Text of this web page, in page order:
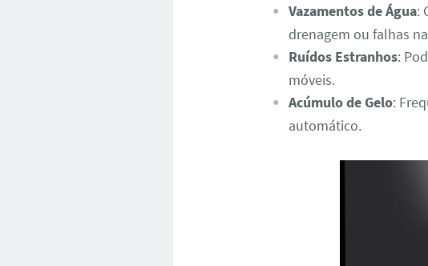
Vazamentos de Água:
drenagem ou falhas
Ruídos Estranhos:
móveis.
Acúmulo de Gelo:
automático.